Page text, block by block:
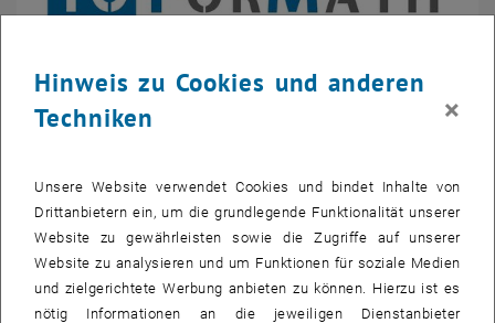
Bild
© TUForMath
DieWorkshops für Schulklassensind weiterhin kostenlos. Die
Hinweis zu Cookies und anderen
Techniken
×
Unsere Website verwendet Cookies und bindet Inhalte von
Drittanbietern ein, um die grundlegende Funktionalität unserer
Website zu gewährleisten sowie die Zugriffe auf unserer
Website zu analysieren und um Funktionen für soziale Medien
und zielgerichtete Werbung anbieten zu können. Hierzu ist es
nötig Informationen an die jeweiligen Dienstanbieter